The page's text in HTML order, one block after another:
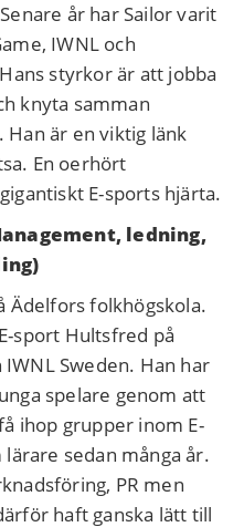
år har Sailor varit
IWNL och
styrkor är att jobba
knyta samman
är en viktig länk
En oerhört
E-sports hjärta.
ledning,
Ädelfors folkhögskola.
sport Hultsfred på
Sweden. Han har
spelare genom att
ihop grupper inom E-
sedan många år.
PR men
haft ganska lätt till